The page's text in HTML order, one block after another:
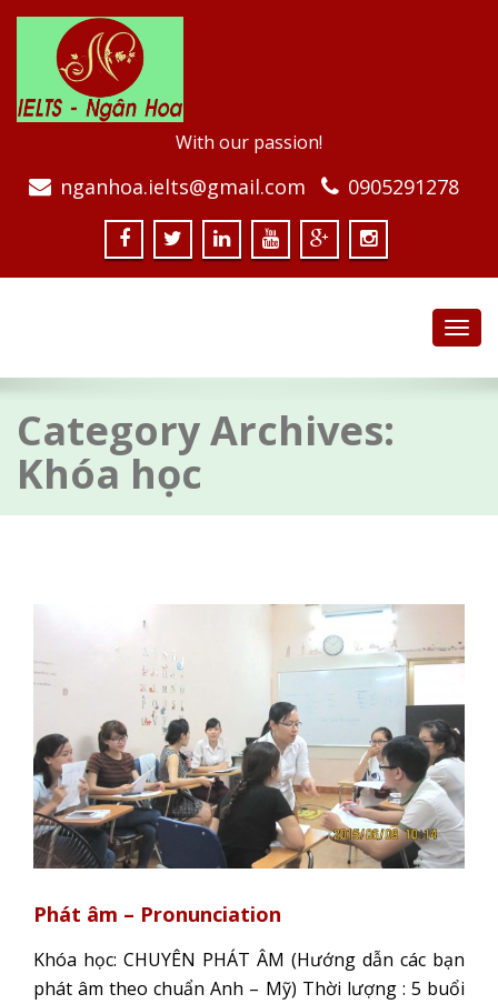
With our passion!
nganhoa.ielts@gmail.com 0905291278
Category Archives:
Khóa học
Phát âm – Pronunciation
Khóa học: CHUYÊN PHÁT ÂM (Hướng dẫn các bạn
phát âm theo chuẩn Anh – Mỹ) Thời lượng : 5 buổi